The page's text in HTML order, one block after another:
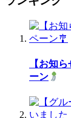
【お知
ーン